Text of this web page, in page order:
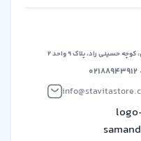
می‌کند تا بستری برابر و
ایجاد کند. این پلتفرم بر
برای ارائه محصولات
انحصاری.
حسینی راد، پلاک ۹ واحد ۲